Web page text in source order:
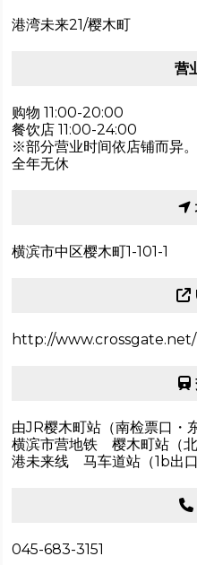
港湾未来21/樱木町
营
购物 11:00-20:00
餐饮店 11:00-24:00
※部分营业时间依店铺而异。
全年无休
横滨市中区樱木町1-101-1
http://www.crossgate.net/
由JR樱木町站（南检票口・
横滨市营地铁 樱木町站（北
港未来线 马车道站（1b出口
045-683-3151